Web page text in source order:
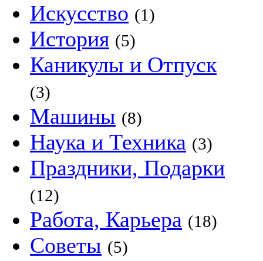
Искусство (1)
История (5)
Каникулы и Отпуск
(3)
Машины (8)
Наука и Техника (3)
Праздники, Подарки
(12)
Работа, Карьера (18)
Советы (5)